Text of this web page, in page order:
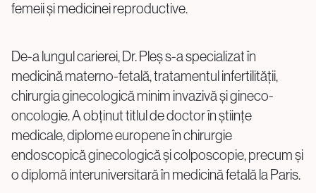
Sună-ne
Call Center: +40 219 676sau+40 729 940 799
Luni – Vineri: 09:00 – 17:00
Email:
info@genesisathens.ro
femeii și medicinei reproductive.
De-a lungul carierei, Dr. Pleș s-a specializat în
medicină materno-fetală, tratamentul infertilității,
chirurgia ginecologică minim invazivă și gineco-
oncologie. A obținut titlul de doctor în științe
medicale, diplome europene în chirurgie
endoscopică ginecologică și colposcopie, precum și
o diplomă interuniversitară în medicină fetală la Paris.